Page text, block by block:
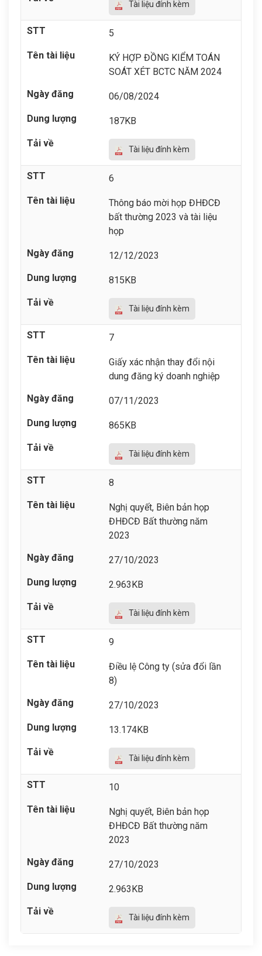
Tài liệu đính kèm
5
KÝ HỢP ĐỒNG KIỂM TOÁN
SOÁT XÉT BCTC NĂM 2024
06/08/2024
187KB
Tài liệu đính kèm
6
Thông báo mời họp ĐHĐCĐ
bất thường 2023 và tài liệu
họp
12/12/2023
815KB
Tài liệu đính kèm
7
Giấy xác nhận thay đổi nội
dung đăng ký doanh nghiệp
07/11/2023
865KB
Tài liệu đính kèm
8
Nghị quyết, Biên bản họp
ĐHĐCĐ Bất thường năm
2023
27/10/2023
2.963KB
Tài liệu đính kèm
9
Điều lệ Công ty (sửa đổi lần
8)
27/10/2023
13.174KB
Tài liệu đính kèm
10
Nghị quyết, Biên bản họp
ĐHĐCĐ Bất thường năm
2023
27/10/2023
2.963KB
Tài liệu đính kèm